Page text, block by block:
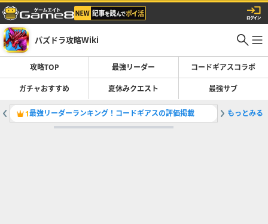
パズドラ攻略Wiki
攻略TOP 最強リーダー コードギアスコラボ
ガチャおすすめ 夏休みクエスト 最強サブ
1最強リーダーランキング！コードギアスの評価掲載 2夏休み
もっとみる